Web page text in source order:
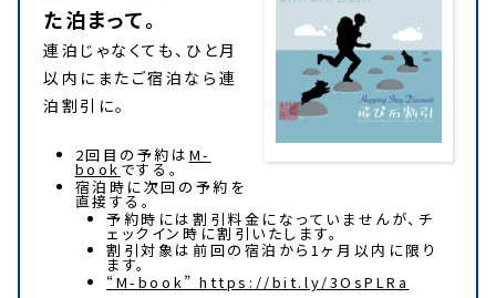
た泊まって。
連泊じゃなくても、ひと月
以内にまたご宿泊なら連
泊割引に。
2回目の予約は M-
book でする。
宿泊時に次回の予約を
直接する。
予約時には割引料金になっていませんが、チ
ェックイン時に割引いたします。
割引対象は前回の宿泊から1ヶ月以内に限り
ます。
“M-book” https://bit.ly/3OsPLRa